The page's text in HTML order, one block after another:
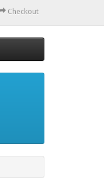
Checkout